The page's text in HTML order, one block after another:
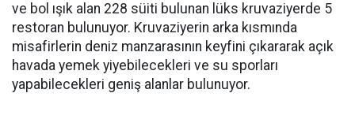
ve bol ışık alan 228 süiti bulunan lüks kruvaziyerde 5
restoran bulunuyor. Kruvaziyerin arka kısmında
misafirlerin deniz manzarasının keyfini çıkararak açık
havada yemek yiyebilecekleri ve su sporları
yapabilecekleri geniş alanlar bulunuyor.